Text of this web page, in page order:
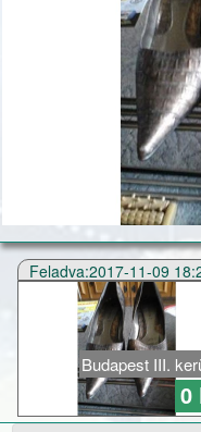
Feladva:2017-11-09
Budapest III.
0